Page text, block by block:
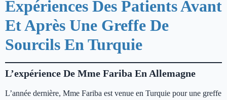
Expériences Des Patients Avant
Et Après Une Greffe De
Sourcils En Turquie
L’expérience De Mme Fariba En Allemagne
L’année dernière, Mme Fariba est venue en Turquie pour une greffe